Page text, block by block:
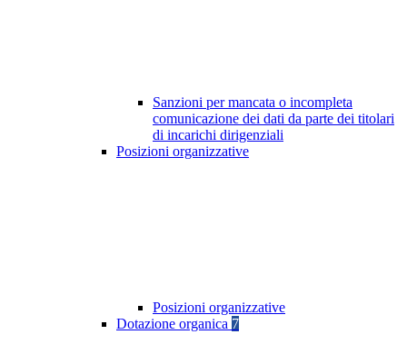
Sanzioni per mancata o incompleta
comunicazione dei dati da parte dei titolari
di incarichi dirigenziali
Posizioni organizzative
Posizioni organizzative
Dotazione organica 7